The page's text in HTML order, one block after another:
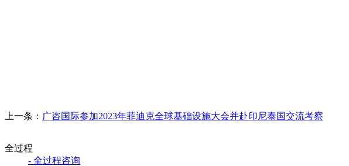
上一条： 广咨国际参加2023年菲迪克全球基础设施大会并赴印尼泰国交流考察
全过程
- 全过程咨询